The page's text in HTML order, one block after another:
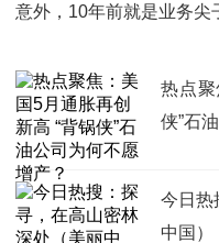
意外，10年前就是业务尖
热点
侠”石
今日热
中国）